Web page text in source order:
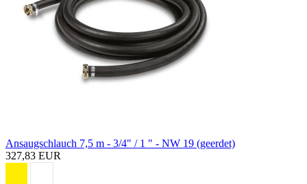
Ansaugschlauch 7,5 m - 3/4" / 1 " - NW 19 (geerdet)
327,83 EUR